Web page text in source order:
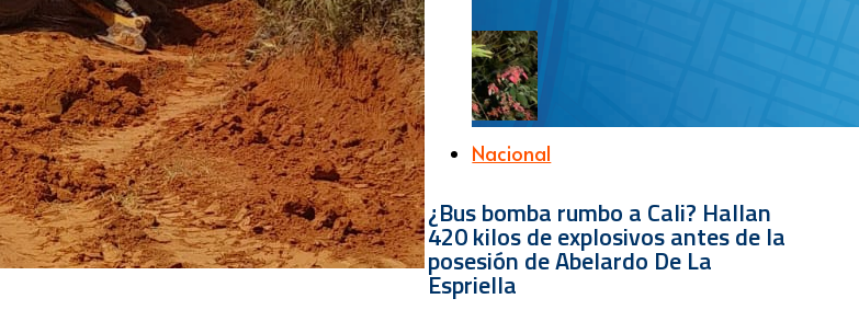
Nacional
¿Bus bomba rumbo a Cali? Hallan
420 kilos de explosivos antes de la
posesión de Abelardo De La
Espriella